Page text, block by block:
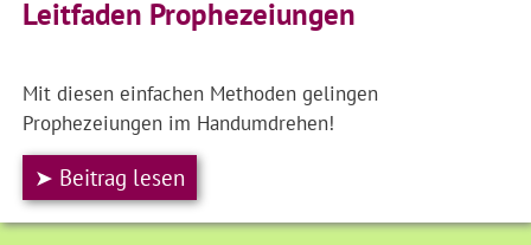
Leitfaden Prophezeiungen
Mit diesen einfachen Methoden gelingen
Prophezeiungen im Handumdrehen!
➤ Beitrag lesen